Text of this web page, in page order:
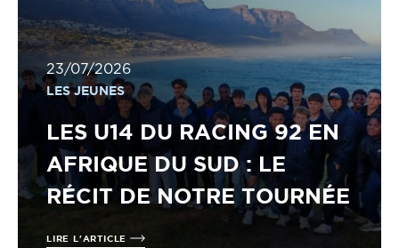
23/07/2026
LES JEUNES
LES U14 DU RACING 92 EN
AFRIQUE DU SUD : LE
RÉCIT DE NOTRE TOURNÉE
LIRE L'ARTICLE